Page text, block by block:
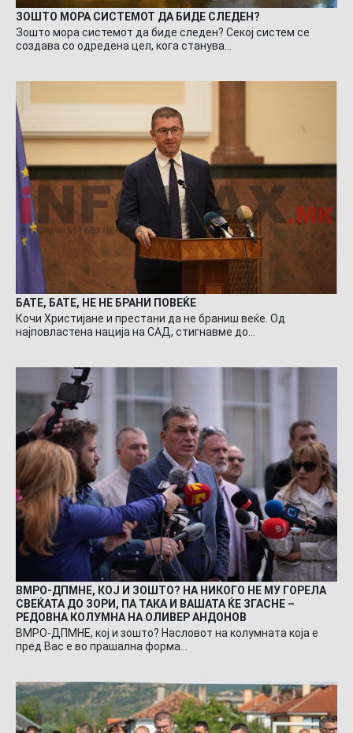
ЗОШТО МОРА СИСТЕМОТ ДА БИДЕ СЛЕДЕН?
Зошто мора системот да биде следен? Секој систем се
создава со одредена цел, кога станува…
БАТЕ, БАТЕ, НЕ НЕ БРАНИ ПОВЕЌЕ
Кочи Христијане и престани да не браниш веќе. Од
најповластена нација на САД, стигнавме до…
ВМРО-ДПМНЕ, КОЈ И ЗОШТО? НА НИКОГО НЕ МУ ГОРЕЛА
СВЕЌАТА ДО ЗОРИ, ПА ТАКА И ВАШАТА ЌЕ ЗГАСНЕ –
РЕДОВНА КОЛУМНА НА ОЛИВЕР АНДОНОВ
ВМРО-ДПМНЕ, кој и зошто? Насловот на колумната која е
пред Вас е во прашална форма…